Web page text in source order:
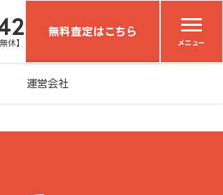
休】
無料査定はこちら
メニュー
運営会社